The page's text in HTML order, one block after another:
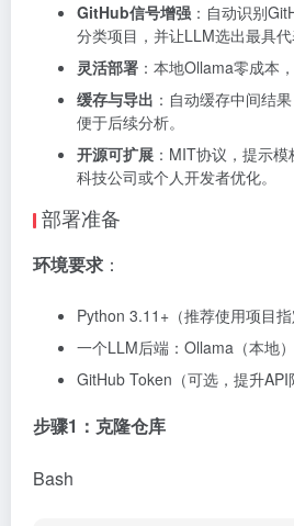
GitHub信号增强 ：自动识别
分类项目，并让LLM选出最具代
灵活部署 ：本地Ollama零成本
缓存与导出 ：自动缓存中间结
便于后续分析。
开源可扩展 ：MIT协议，提示模
科技公司或个人开发者优化。
部署准备
环境要求 ：
Python 3.11+（推荐使用项目指
一个LLM后端：Ollama（本地
GitHub Token（可选，提升API
步骤1：克隆仓库
Bash